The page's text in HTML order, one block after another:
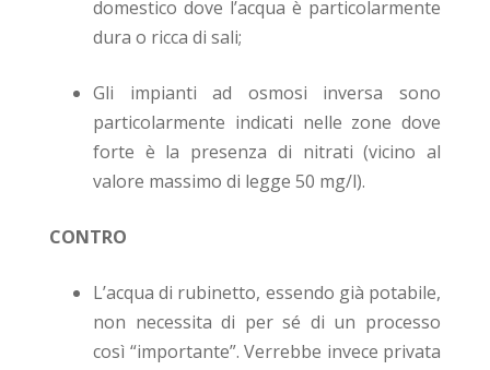
domestico dove l’acqua è particolarmente
dura o ricca di sali;
Gli impianti ad osmosi inversa sono
particolarmente indicati nelle zone dove
forte è la presenza di nitrati (vicino al
valore massimo di legge 50 mg/l).
CONTRO
L’acqua di rubinetto, essendo già potabile,
non necessita di per sé di un processo
così “importante”. Verrebbe invece privata